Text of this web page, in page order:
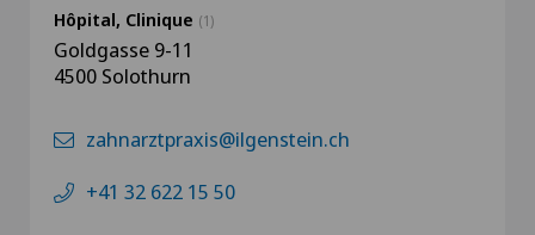
Hôpital, Clinique (1)
Goldgasse 9-11
4500 Solothurn
zahnarztpraxis@ilgenstein.ch
+41 32 622 15 50